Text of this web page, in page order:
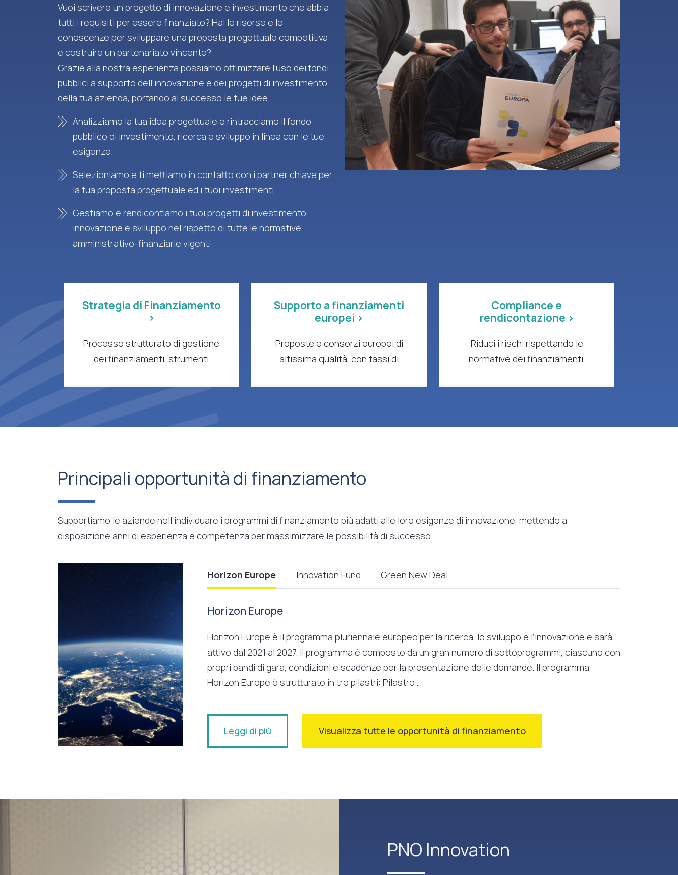
Vuoi scrivere un progetto di innovazione e investimento che abbia
tutti i requisiti per essere finanziato? Hai le risorse e le
conoscenze per sviluppare una proposta progettuale competitiva
e costruire un partenariato vincente?
Grazie alla nostra esperienza possiamo ottimizzare l’uso dei fondi
pubblici a supporto dell’innovazione e dei progetti di investimento
della tua azienda, portando al successo le tue idee.
Analizziamo la tua idea progettuale e rintracciamo il fondo
pubblico di investimento, ricerca e sviluppo in linea con le tue
esigenze.
Selezioniamo e ti mettiamo in contatto con i partner chiave per
la tua proposta progettuale ed i tuoi investimenti
Gestiamo e rendicontiamo i tuoi progetti di investimento,
innovazione e sviluppo nel rispetto di tutte le normative
amministrativo-finanziarie vigenti
Strategia di Finanziamento
>
Processo strutturato di gestione
dei finanziamenti, strumenti
aziende e organizzazioni di ricerca
Supporto a finanziamenti
europei >
Proposte e consorzi europei di
altissima qualità, con tassi di
concreto.
Compliance e
rendicontazione >
Riduci i rischi rispettando le
normative dei finanziamenti.
Principali opportunità di finanziamento
Supportiamo le aziende nell’individuare i programmi di finanziamento più adatti alle loro esigenze di innovazione, mettendo a
disposizione anni di esperienza e competenza per massimizzare le possibilità di successo.
Horizon Europe Innovation Fund Green New Deal
Horizon Europe
Horizon Europe è il programma pluriennale europeo per la ricerca, lo sviluppo e l’innovazione e sarà
attivo dal 2021 al 2027. Il programma è composto da un gran numero di sottoprogrammi, ciascuno con
propri bandi di gara, condizioni e scadenze per la presentazione delle domande. Il programma
Horizon Europe è strutturato in tre pilastri: Pilastro…
Leggi di più Visualizza tutte le opportunità di finanziamento
PNO Innovation